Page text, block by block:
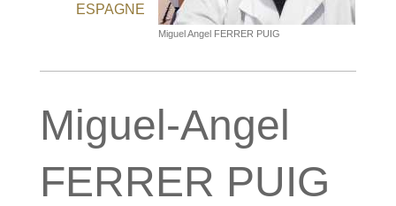
Miguel Angel FERRER PUIG
ESPAGNE
Miguel-Angel
FERRER PUIG